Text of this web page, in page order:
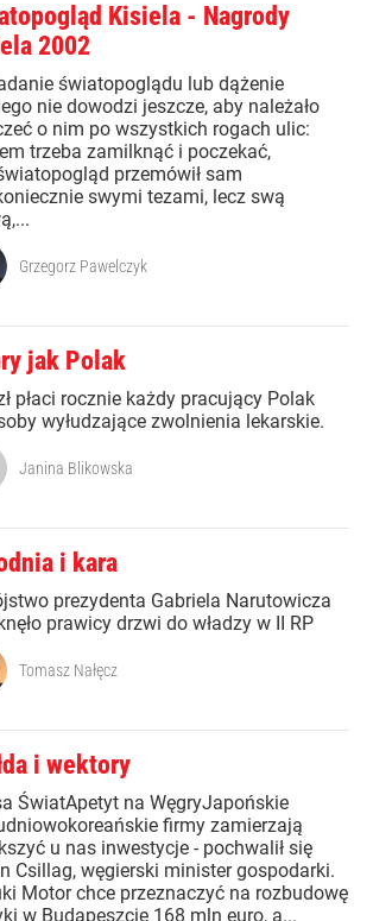
Kisiela - Nagrody
2002
światopoglądu lub dążenie
nie dowodzi jeszcze, aby należało
o nim po wszystkich rogach ulic:
trzeba zamilknąć i poczekać,
przemówił sam
swymi tezami, lecz swą
Grzegorz Pawelczyk
jak Polak
płaci rocznie każdy pracujący Polak
wyłudzające zwolnienia lekarskie.
Janina Blikowska
i kara
prezydenta Gabriela Narutowicza
prawicy drzwi do władzy w II RP
Tomasz Nałęcz
i wektory
ŚwiatApetyt na WęgryJapońskie
firmy zamierzają
u nas inwestycje - pochwalił się
Csillag, węgierski minister gospodarki.
Motor chce przeznaczyć na rozbudowę
w Budapeszcie 168 mln euro, a...